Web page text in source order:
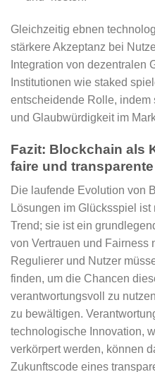
Gleichzeitig ebnen
stärkere Akzeptanz bei
Integration von dezentralen
Institutionen wie staked
entscheidende Rolle, indem
und Glaubwürdigkeit im
Fazit: Blockchain als
faire und
Die laufende Evolution von
Lösungen im Glücksspiel
Trend; sie ist ein
von Vertrauen und Fairness
Regulierer und Nutzer
finden, um die Chancen
verantwortungsvoll zu
zu bewältigen.
technologische Innovation,
verkörpert werden, können
Zukunftscode eines